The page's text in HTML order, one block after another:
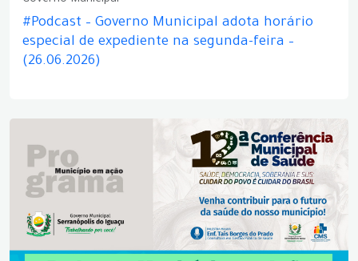
#Podcast – Governo Municipal adota horário
especial de expediente na segunda-feira –
(26.06.2026)